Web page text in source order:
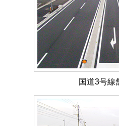
国道3号線